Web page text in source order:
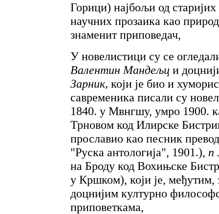
Горици) најбољи од
научних прозаика као
знаменит приповедач,
У новелистици су се
Валентин Мандељц и
Зарник, који је био и
савременика писали су
1840. у Мвнгшу, умро 1900.
Трновом код Илирске
прославио као песник
"Руска антологија", 1901.), п
на Броду код Вохињске
у Кршком), који је, међутим,
доцнијим културно
приповеткама,